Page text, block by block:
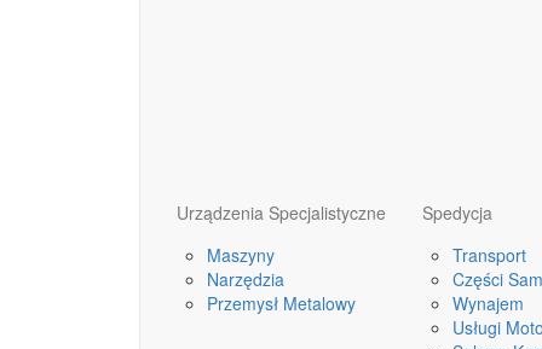
Urządzenia Specjalistyczne
Maszyny
Narzędzia
Przemysł Metalowy
Spedycja
Transport
Części
Wynajem
Usługi